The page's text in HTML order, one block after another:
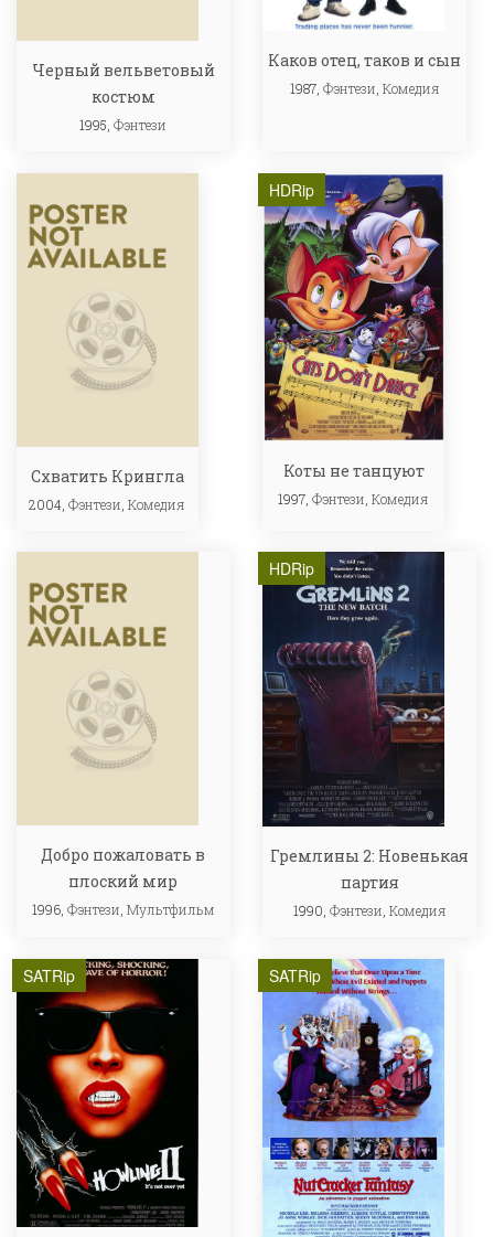
Черный вельветовый
костюм
1995,Фэнтези
Каков отец, таков и сын
1987, Фэнтези Комедия
Схватить Крингла
2004,Фэнтези ,Комедия
HDRip
Коты не танцуют
1997,Фэнтези,Комедия
Добро пожаловать в
плоский мир
1996, Фэнтези Мультфильм
HDRip
Гремлины 2: Новенькая
партия
1990, Фэнтези Комедия
SATRip SATRip